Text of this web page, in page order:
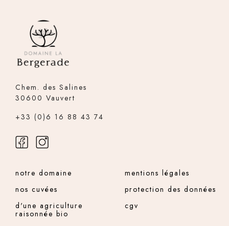
Chem. des Salines
30600 Vauvert
+33 (0)6 16 88 43 74
notre domaine
nos cuvées
d'une agriculture
raisonnée bio
mentions légales
protection des données
cgv